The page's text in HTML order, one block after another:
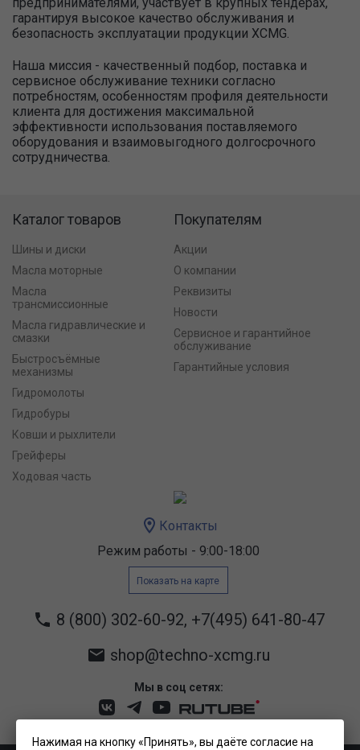
Нажимая на кнопку «Принять», вы даёте согласие на
гарантируя высокое качество обслуживания и
безопасность эксплуатации продукции XCMG.
Наша миссия - качественный подбор, поставка и
сервисное обслуживание техники согласно
потребностям, особенностям профиля деятельности
клиента для достижения максимальной
эффективности использования поставляемого
оборудования и взаимовыгодного долгосрочного
сотрудничества.
Каталог товаров
Шины и диски
Масла моторные
Масла
трансмиссионные
Масла гидравлические и
смазки
Быстросъёмные
механизмы
Гидромолоты
Гидробуры
Ковши и рыхлители
Грейферы
Ходовая часть
Покупателям
Акции
О компании
Реквизиты
Новости
Сервисное и гарантийное
обслуживание
Гарантийные условия
Контакты
Режим работы - 9:00-18:00
Показать на карте
8 (800) 302-60-92, +7(495) 641-80-47
shop@techno-xcmg.ru
Мы в соц сетях: